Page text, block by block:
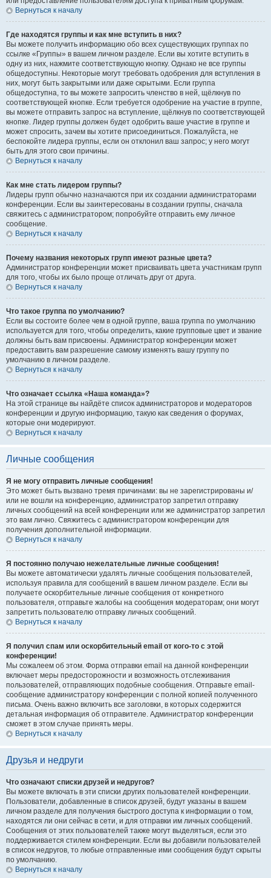
Вернуться к началу
Где находятся группы и как мне вступить в них?
Вы можете получить информацию обо всех существующих группах по
ссылке «Группы» в вашем личном разделе. Если вы хотите вступить в
одну из них, нажмите соответствующую кнопку. Однако не все группы
общедоступны. Некоторые могут требовать одобрения для вступления в
них, могут быть закрытыми или даже скрытыми. Если группа
общедоступна, то вы можете запросить членство в ней, щёлкнув по
соответствующей кнопке. Если требуется одобрение на участие в группе,
вы можете отправить запрос на вступление, щёлкнув по соответствующей
кнопке. Лидер группы должен будет одобрить ваше участие в группе и
может спросить, зачем вы хотите присоединиться. Пожалуйста, не
беспокойте лидера группы, если он отклонил ваш запрос; у него могут
быть для этого свои причины.
Вернуться к началу
Как мне стать лидером группы?
Лидеры групп обычно назначаются при их создании администраторами
конференции. Если вы заинтересованы в создании группы, сначала
свяжитесь с администратором; попробуйте отправить ему личное
сообщение.
Вернуться к началу
Почему названия некоторых групп имеют разные цвета?
Администратор конференции может присваивать цвета участникам групп
для того, чтобы их было проще отличать друг от друга.
Вернуться к началу
Что такое группа по умолчанию?
Если вы состоите более чем в одной группе, ваша группа по умолчанию
используется для того, чтобы определить, какие групповые цвет и звание
должны быть вам присвоены. Администратор конференции может
предоставить вам разрешение самому изменять вашу группу по
умолчанию в личном разделе.
Вернуться к началу
Что означает ссылка «Наша команда»?
На этой странице вы найдёте список администраторов и модераторов
конференции и другую информацию, такую как сведения о форумах,
которые они модерируют.
Вернуться к началу
Личные сообщения
Я не могу отправить личные сообщения!
Это может быть вызвано тремя причинами: вы не зарегистрированы и/
или не вошли на конференцию, администратор запретил отправку
личных сообщений на всей конференции или же администратор запретил
это вам лично. Свяжитесь с администратором конференции для
получения дополнительной информации.
Вернуться к началу
Я постоянно получаю нежелательные личные сообщения!
Вы можете автоматически удалять личные сообщения пользователей,
используя правила для сообщений в вашем личном разделе. Если вы
получаете оскорбительные личные сообщения от конкретного
пользователя, отправьте жалобы на сообщения модераторам; они могут
запретить пользователю отправку личных сообщений.
Вернуться к началу
Я получил спам или оскорбительный email от кого-то с этой
конференции!
Мы сожалеем об этом. Форма отправки email на данной конференции
включает меры предосторожности и возможность отслеживания
пользователей, отправляющих подобные сообщения. Отправьте email-
сообщение администратору конференции с полной копией полученного
письма. Очень важно включить все заголовки, в которых содержится
детальная информация об отправителе. Администратор конференции
сможет в этом случае принять меры.
Вернуться к началу
Друзья и недруги
Что означают списки друзей и недругов?
Вы можете включать в эти списки других пользователей конференции.
Пользователи, добавленные в список друзей, будут указаны в вашем
личном разделе для получения быстрого доступа к информации о том,
находятся ли они сейчас в сети, и для отправки им личных сообщений.
Сообщения от этих пользователей также могут выделяться, если это
поддерживается стилем конференции. Если вы добавили пользователей
в список недругов, то любые отправленные ими сообщения будут скрыты
по умолчанию.
Вернуться к началу